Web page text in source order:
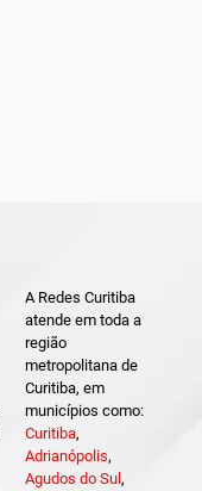
A Redes Curitiba
atende em toda a
região
metropolitana de
Curitiba, em
municípios como:
Curitiba,
Adrianópolis,
Agudos do Sul ,